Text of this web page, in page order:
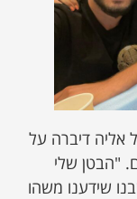
אליה דיברה על
"הבטן שלי
שידענו משהו